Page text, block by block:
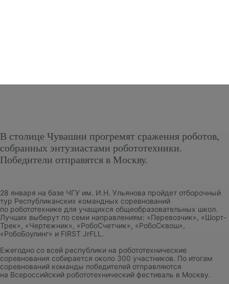
В столице Чувашии прогремят сражения роботов,
собранных энтузиастами робототехники.
Победители отправятся в Москву.
28 января на базе ЧГУ им. И.Н. Ульянова пройдет отборочный
тур Республиканских командных соревнований
по робототехнике для учащихся общеобразовательных школ.
Лучших выберут по семи направлениям: «Перевозчик», «Шорт-
Трек», «Чертежник», «РобоСчетчик», «РобоСквош»,
«РобоБоулинг» и FIRST JrFLL.
Ежегодно со всей республики на робототехнические
соревнования собирается около 300 участников. По итогам
соревнований команды победителей отправляются
на Всероссийский робототехнический фестиваль в Москву.